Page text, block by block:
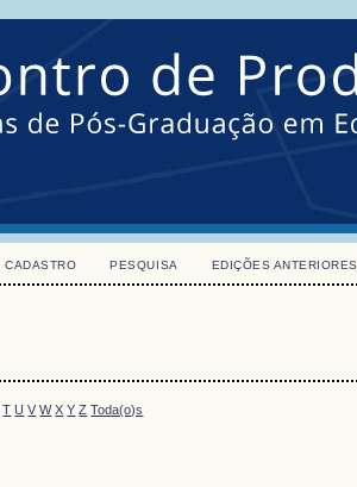
CADASTRO PESQUISA EDIÇÕES ANTERIORES
T U V W X Y Z Toda(o)s